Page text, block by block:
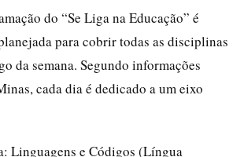
do “Se Liga na Educação” é
para cobrir todas as disciplinas
da semana. Segundo informações
cada dia é dedicado a um eixo
Linguagens e Códigos (Língua